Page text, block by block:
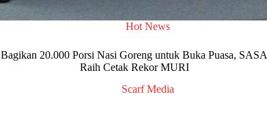
Hot News
Bagikan 20.000 Porsi Nasi Goreng untuk Buka Puasa, SASA
Raih Cetak Rekor MURI
Scarf Media